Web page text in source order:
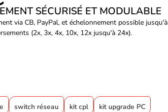
SÉCURISÉ ET MODULABLE
via CB, PayPal, et échelonnement possible jusqu'à
(2x, 3x, 4x, 10x, 12x jusqu'à 24x).
switch réseau kit cpl kit upgrade PC